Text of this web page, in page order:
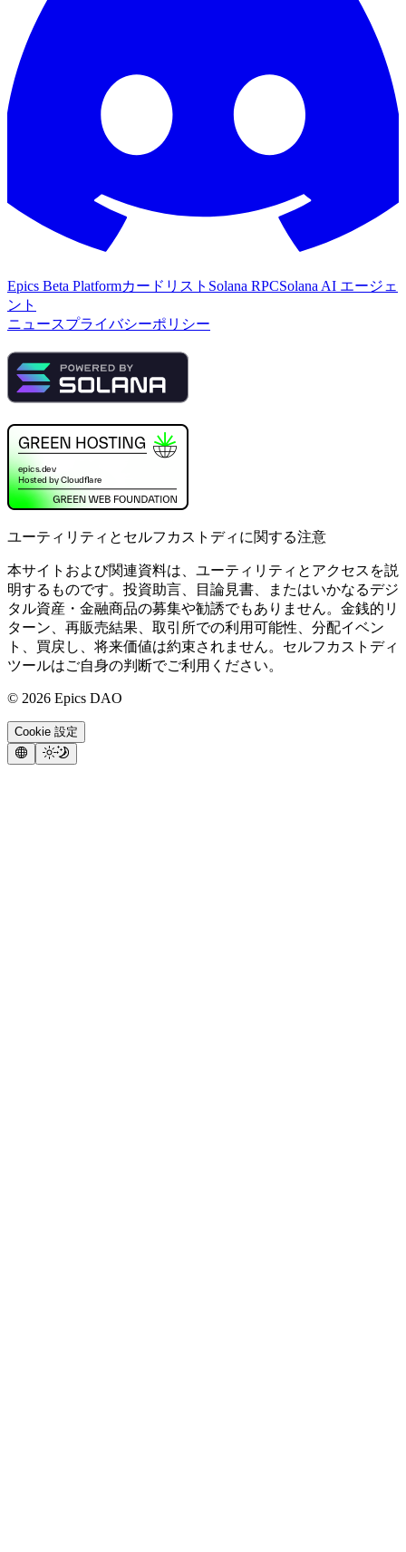
Epics Beta Platformカードリスト Solana RPCSolana AI エージェ
ント
ニュースプライバシーポリシー
ユーティリティとセルフカストディに関する注意
本サイトおよび関連資料は、ユーティリティとアクセスを説
明するものです。投資助言、目論見書、またはいかなるデジ
タル資産・金融商品の募集や勧誘でもありません。金銭的リ
ターン、再販売結果、取引所での利用可能性、分配イベン
ト、買戻し、将来価値は約束されません。セルフカストディ
ツールはご自身の判断でご利用ください。
© 2026 Epics DAO
Cookie 設定